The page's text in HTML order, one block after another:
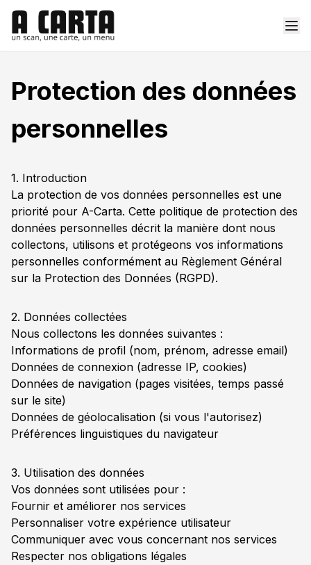
Protection des données
personnelles
1. Introduction
La protection de vos données personnelles est une
priorité pour A-Carta. Cette politique de protection des
données personnelles décrit la manière dont nous
collectons, utilisons et protégeons vos informations
personnelles conformément au Règlement Général
sur la Protection des Données (RGPD).
2. Données collectées
Nous collectons les données suivantes :
Informations de profil (nom, prénom, adresse email)
Données de connexion (adresse IP, cookies)
Données de navigation (pages visitées, temps passé
sur le site)
Données de géolocalisation (si vous l'autorisez)
Préférences linguistiques du navigateur
3. Utilisation des données
Vos données sont utilisées pour :
Fournir et améliorer nos services
Personnaliser votre expérience utilisateur
Communiquer avec vous concernant nos services
Respecter nos obligations légales